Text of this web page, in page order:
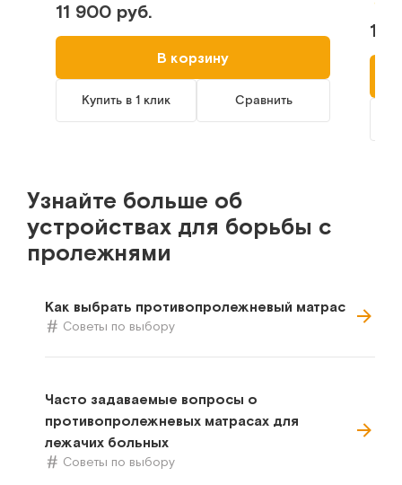
11 900 руб.
В корзину
Купить в 1 клик Сравнить
16
Узнайте больше об
устройствах для борьбы с
пролежнями
Как выбрать противопролежневый матрас
Советы по выбору
Часто задаваемые вопросы о
противопролежневых матрасах для
лежачих больных
Советы по выбору